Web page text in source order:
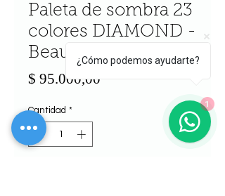
Paleta de sombra 23
colores DIAMOND -
Beauty faced
$ 95.000,00
Cantidad *
¿Cómo podemos ayudarte?
1